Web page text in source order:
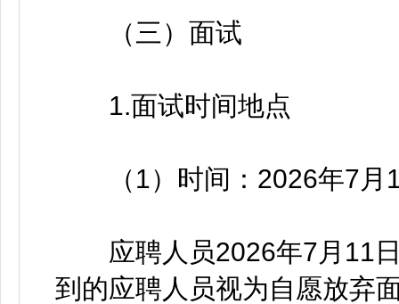
（三）面试
1.面试时间地点
（1）时间：2026年7月
应聘人员2026年7月11日
到的应聘人员视为自愿放弃